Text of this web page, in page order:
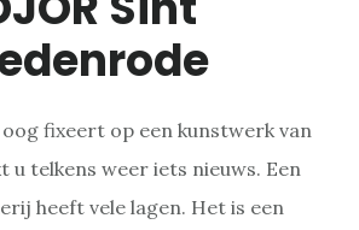
fixeert op een kunstwerk van
u telkens weer iets nieuws. Een
heeft vele lagen. Het is een